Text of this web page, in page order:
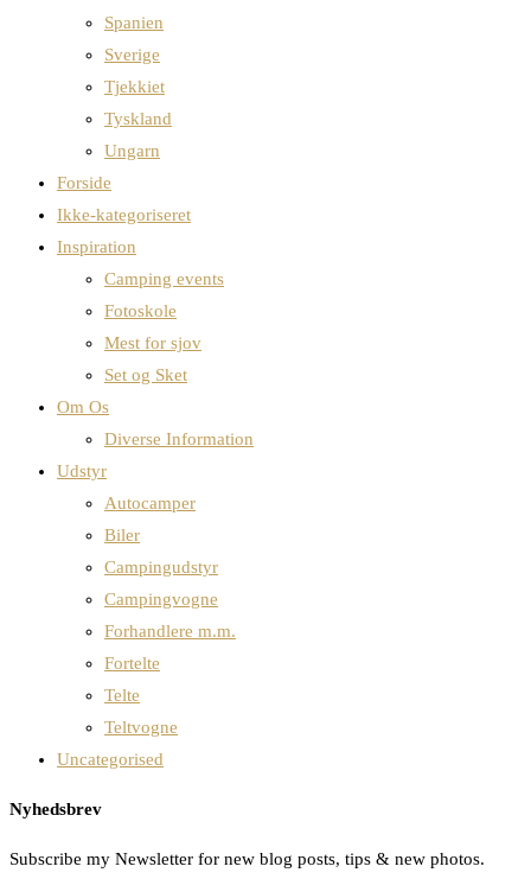
Spanien
Sverige
Tjekkiet
Tyskland
Ungarn
Forside
Ikke-kategoriseret
Inspiration
Camping events
Fotoskole
Mest for sjov
Set og Sket
Om Os
Diverse Information
Udstyr
Autocamper
Biler
Campingudstyr
Campingvogne
Forhandlere m.m.
Fortelte
Telte
Teltvogne
Uncategorised
Nyhedsbrev
Subscribe my Newsletter for new blog posts, tips & new photos.